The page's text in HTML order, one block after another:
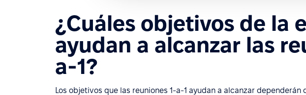
¿Cuáles objetivos de la
ayudan a alcanzar las
a-1?
Los objetivos que las reuniones 1-a-1 ayudan a alcanzar dependerán